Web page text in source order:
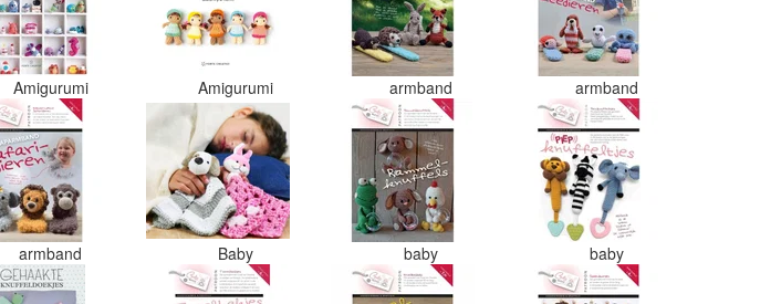
Amigurumi Amigurumi armband armband
armband Baby baby baby